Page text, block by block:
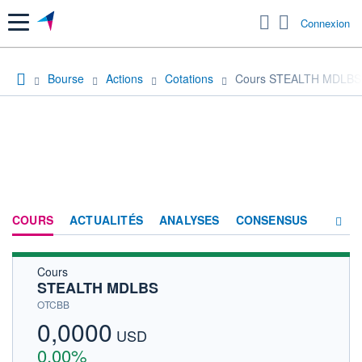
Menu Connexion
Bourse Actions Cotations Cours STEALTH MDLBS
COURS ACTUALITÉS ANALYSES CONSENSUS
Cours
STEALTH MDLBS
OTCBB
0,0000 USD
0,00%